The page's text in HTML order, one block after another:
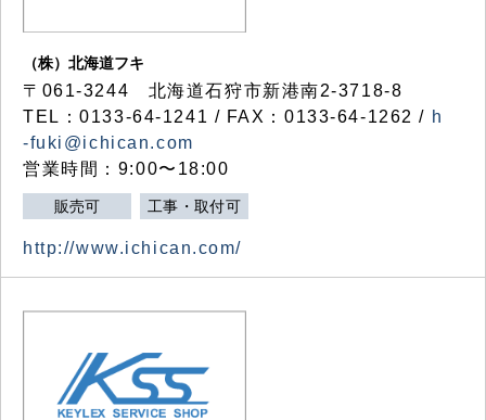
（株）北海道フキ
〒061-3244 北海道石狩市新港南2-3718-8
TEL：0133-64-1241 / FAX：0133-64-1262 / h
-fuki@ichican.com
営業時間：9:00〜18:00
販売可 工事・取付可
http://www.ichican.com/